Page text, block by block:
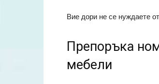
Вие дори не се нуждаете
Препоръка
мебели